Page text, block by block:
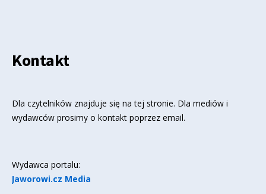
Kontakt
Dla czytelników znajduje się na tej stronie. Dla mediów i
wydawców prosimy o kontakt poprzez email.
Wydawca portalu:
Jaworowi.cz Media